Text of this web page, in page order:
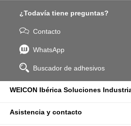
¿Todavía tiene preguntas?
Contacto
WhatsApp
Buscador de adhesivos
WEICON Ibérica Soluciones
Asistencia y contacto